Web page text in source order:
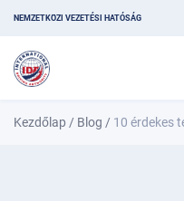
NEMZETKÖZI VEZETÉSI HATÓSÁG
Kezdőlap / Blog / 10 érdekes